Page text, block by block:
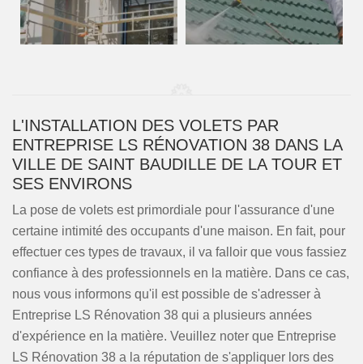
L'INSTALLATION DES VOLETS PAR
ENTREPRISE LS RÉNOVATION 38 DANS LA
VILLE DE SAINT BAUDILLE DE LA TOUR ET
SES ENVIRONS
La pose de volets est primordiale pour l'assurance d'une
certaine intimité des occupants d'une maison. En fait, pour
effectuer ces types de travaux, il va falloir que vous fassiez
confiance à des professionnels en la matière. Dans ce cas,
nous vous informons qu'il est possible de s'adresser à
Entreprise LS Rénovation 38 qui a plusieurs années
d'expérience en la matière. Veuillez noter que Entreprise
LS Rénovation 38 a la réputation de s'appliquer lors des